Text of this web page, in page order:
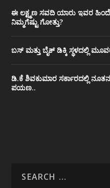
ಈ ಲಕ್ಷ್ಮಣ ಸವದಿ ಯಾರು ಇವರ ಹಿಂದೆ
ನಿಮ್ಮಗೆಷ್ಟು ಗೋತ್ತು?
ಬಸ್ ಮತ್ತು ಬೈಕ್ ಡಿಕ್ಕಿ ಸ್ಥಳದಲ್ಲಿ
ಡಿ.ಕೆ ಶಿವಕುಮಾರ ಸರ್ಕಾರದಲ್ಲಿ
ಪಯಣ..